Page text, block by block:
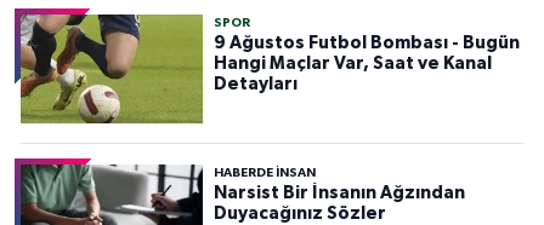
SPOR
9 Ağustos Futbol Bombası - Bugün
Hangi Maçlar Var, Saat ve Kanal
Detayları
HABERDE INSAN
Narsist Bir İnsanın Ağzından
Duyacağınız Sözler